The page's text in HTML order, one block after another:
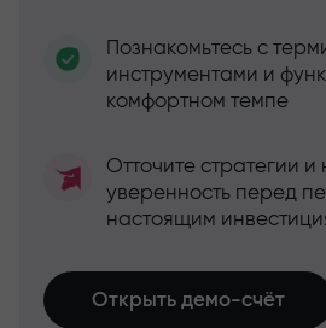
Познакомьтесь с
инструментами и
комфортном темпе
Отточите стратегии
уверенность перед
настоящим
Открыть демо-счёт